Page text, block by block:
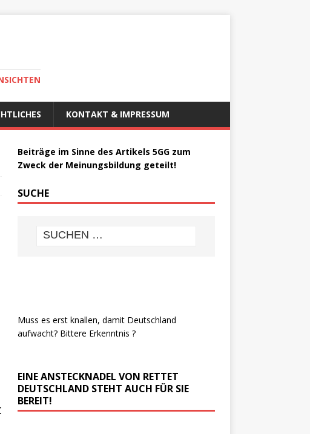
KONTAKT & IMPRESSUM
Beiträge im Sinne des Artikels 5GG zum
Zweck der Meinungsbildung geteilt!
SUCHE
Muss es erst knallen, damit Deutschland
aufwacht? Bittere Erkenntnis ?
EINE ANSTECKNADEL VON RETTET
DEUTSCHLAND STEHT AUCH FÜR SIE
BEREIT!